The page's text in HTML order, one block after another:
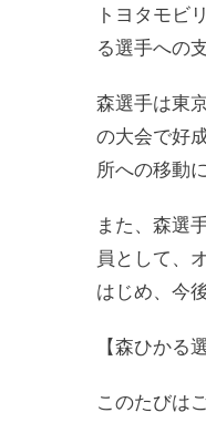
トヨタモビ
る選手への
森選手は東
の大会で好
所への移動
また、森選
員として、
はじめ、今
【森ひかる
このたびは